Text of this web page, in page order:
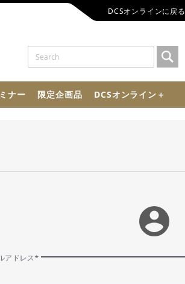
DCSオンラインに戻る
ナー 限定企画品 DCSオンライン＋
account_circle
アドレス